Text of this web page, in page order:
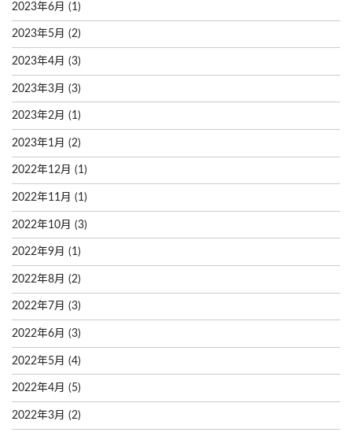
2023年6月 (1)
2023年5月 (2)
2023年4月 (3)
2023年3月 (3)
2023年2月 (1)
2023年1月 (2)
2022年12月 (1)
2022年11月 (1)
2022年10月 (3)
2022年9月 (1)
2022年8月 (2)
2022年7月 (3)
2022年6月 (3)
2022年5月 (4)
2022年4月 (5)
2022年3月 (2)